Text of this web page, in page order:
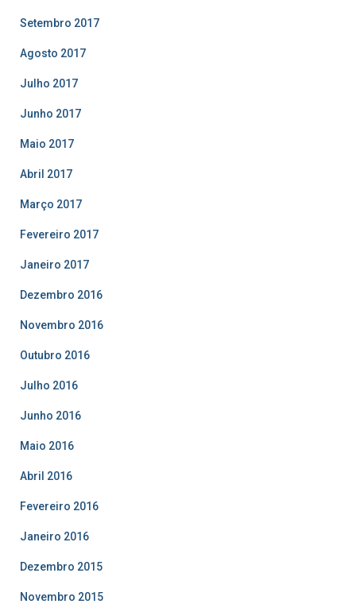
Setembro 2017
Agosto 2017
Julho 2017
Junho 2017
Maio 2017
Abril 2017
Março 2017
Fevereiro 2017
Janeiro 2017
Dezembro 2016
Novembro 2016
Outubro 2016
Julho 2016
Junho 2016
Maio 2016
Abril 2016
Fevereiro 2016
Janeiro 2016
Dezembro 2015
Novembro 2015